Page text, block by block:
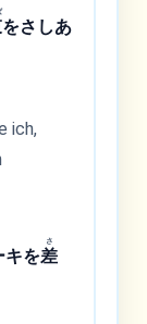
をさしあ
ich,
キを差
さ